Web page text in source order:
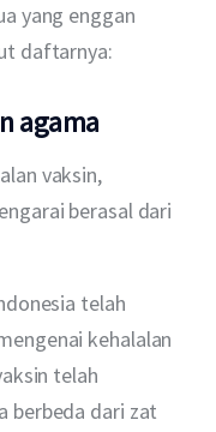
yang enggan
daftarnya:
agama
vaksin,
berasal dari
telah
kehalalan
telah
berbeda dari zat